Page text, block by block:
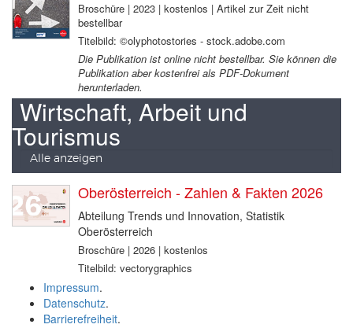
Broschüre | 2023 | kostenlos | Artikel zur Zeit nicht
bestellbar
Titelbild: ©olyphotostories - stock.adobe.com
Die Publikation ist online nicht bestellbar. Sie können die
Publikation aber kostenfrei als PDF-Dokument
herunterladen.
Wirtschaft, Arbeit und
Tourismus
Alle anzeigen
Oberösterreich - Zahlen & Fakten 2026
Abteilung Trends und Innovation, Statistik
Oberösterreich
Broschüre | 2026 | kostenlos
Titelbild: vectorygraphics
Impressum.
Datenschutz.
Barrierefreiheit.